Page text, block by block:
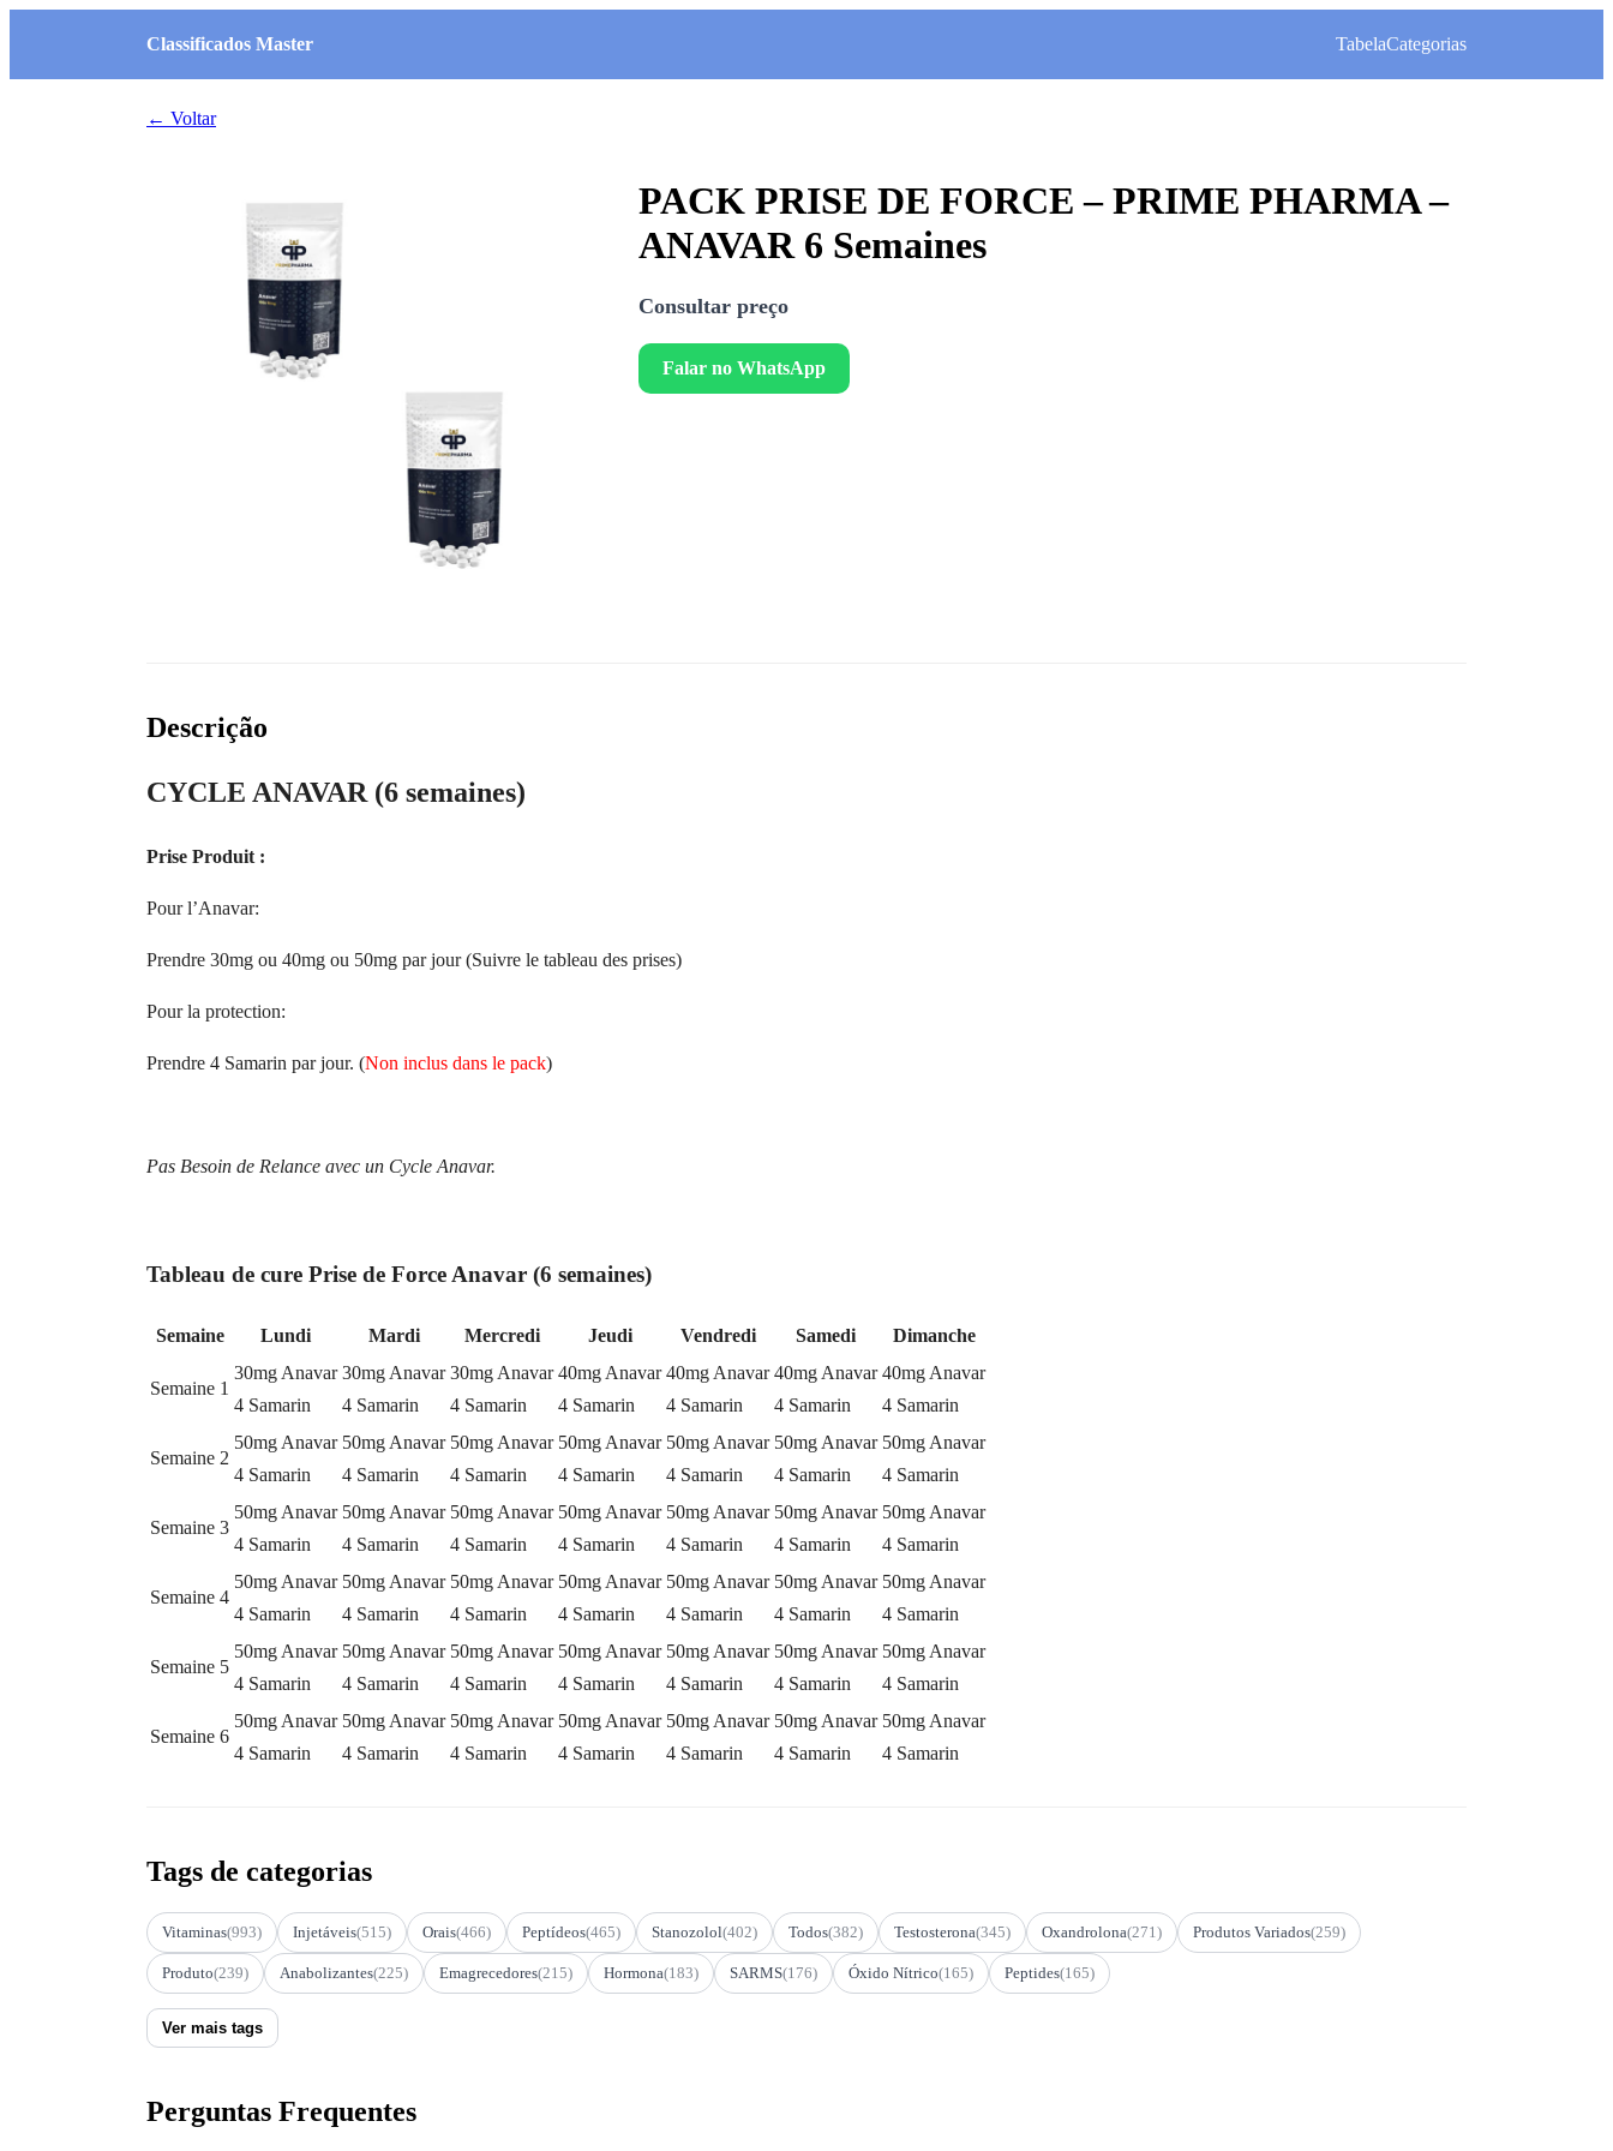
Classificados Master TabelaCategorias
← Voltar
PACK PRISE DE FORCE – PRIME PHARMA –
ANAVAR 6 Semaines
Consultar preço
Falar no WhatsApp
Descrição
CYCLE ANAVAR (6 semaines)
Prise Produit :
Pour l’Anavar:
Prendre 30mg ou 40mg ou 50mg par jour (Suivre le tableau des prises)
Pour la protection:
Prendre 4 Samarin par jour. (Non inclus dans le pack)
Pas Besoin de Relance avec un Cycle Anavar.
Tableau de cure Prise de Force Anavar (6 semaines)
Semaine Lundi Mardi Mercredi Jeudi Vendredi Samedi Dimanche
Semaine 1
30mg Anavar
4 Samarin
30mg Anavar
4 Samarin
30mg Anavar
4 Samarin
40mg Anavar
4 Samarin
40mg Anavar
4 Samarin
40mg Anavar
4 Samarin
40mg Anavar
4 Samarin
Semaine 2
50mg Anavar
4 Samarin
50mg Anavar
4 Samarin
50mg Anavar
4 Samarin
50mg Anavar
4 Samarin
50mg Anavar
4 Samarin
50mg Anavar
4 Samarin
50mg Anavar
4 Samarin
Semaine 3
50mg Anavar
4 Samarin
50mg Anavar
4 Samarin
50mg Anavar
4 Samarin
50mg Anavar
4 Samarin
50mg Anavar
4 Samarin
50mg Anavar
4 Samarin
50mg Anavar
4 Samarin
Semaine 4
50mg Anavar
4 Samarin
50mg Anavar
4 Samarin
50mg Anavar
4 Samarin
50mg Anavar
4 Samarin
50mg Anavar
4 Samarin
50mg Anavar
4 Samarin
50mg Anavar
4 Samarin
Semaine 5
50mg Anavar
4 Samarin
50mg Anavar
4 Samarin
50mg Anavar
4 Samarin
50mg Anavar
4 Samarin
50mg Anavar
4 Samarin
50mg Anavar
4 Samarin
50mg Anavar
4 Samarin
Semaine 6
50mg Anavar
4 Samarin
50mg Anavar
4 Samarin
50mg Anavar
4 Samarin
50mg Anavar
4 Samarin
50mg Anavar
4 Samarin
50mg Anavar
4 Samarin
50mg Anavar
4 Samarin
Tags de categorias
Vitaminas(993) Injetáveis(515) Orais(466) Peptídeos(465) Stanozolol(402) Todos(382) Testosterona(345) Oxandrolona(271) Produtos Variados(259)
Produto(239) Anabolizantes(225) Emagrecedores(215) Hormona(183) SARMS(176) Óxido Nítrico(165) Peptides(165)
Ver mais tags
Perguntas Frequentes